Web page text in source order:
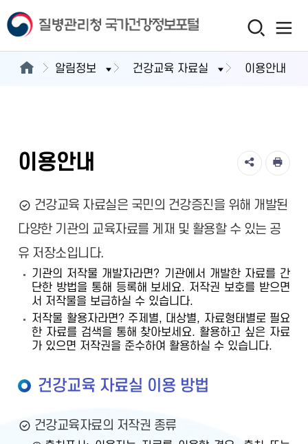
알림정보 건강교육 자료실 이용안내
이용안내
건강교육 자료실은 국민의 건강증진을 위해 개발된
다양한 기관의 교육자료를 게재 및 활용할 수 있는 공
유 저장소입니다.
기관의 저작물 개발자라면? 기관에서 개발한 자료를 간
단한 방법을 통해 등록해 보세요. 저작권 보호를 받으면
서 저작물을 보급하실 수 있습니다.
저작물 활용자라면? 주제별, 대상별, 자료형태별로 필요
한 자료를 검색을 통해 찾아보세요. 활용하고 싶은 자료
가 있으면 저작권을 준수하여 활용하실 수 있습니다.
건강교육 자료실 이용 방법
건강교육자료의 저작권 종류